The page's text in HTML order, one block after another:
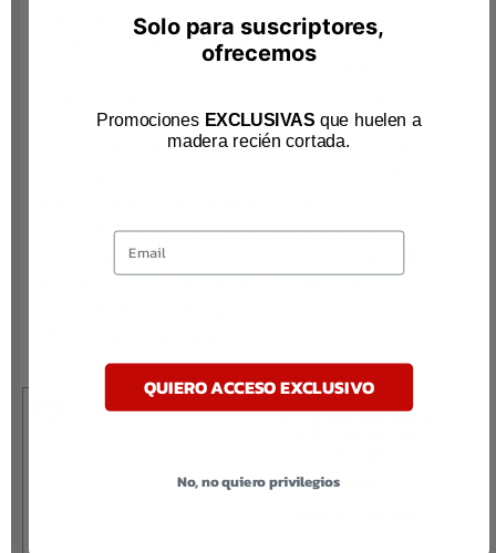
maximizando el tiempo de trabajo.
Acabado Profesional: Asegura un acabado liso y
cada proyecto.
Optimiza tus tareas de lijado con la Festool
durabilidad excepcional, esta base de lijado es
la herramienta perfecta para lograr acabados
precisos y profesionales. ¡Compra ahora y
ACCESORIOS PARA
Solo para suscriptores,
ofrecemos
Promociones EXCLUSIVAS que huelen a
madera recién cortada
Email
QUIERO ACCESO EXCLUSIVO
No, no quiero privilegios